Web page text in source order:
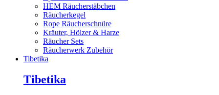
HEM Räucherstäbchen
Räucherkegel
Rope Räucherschnüre
Kräuter, Hölzer & Harze
Räucher Sets
Räucherwerk Zubehör
Tibetika
Tibetika